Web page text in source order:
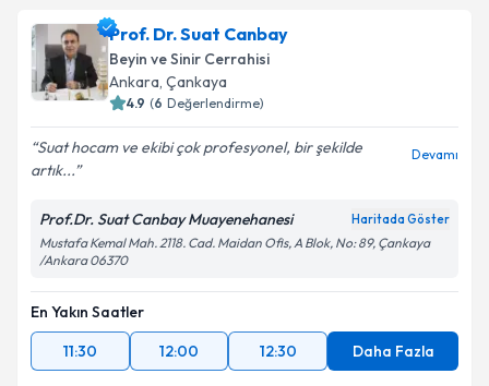
Prof. Dr. Suat Canbay
Beyin ve Sinir Cerrahisi
Ankara, Çankaya
4.9 (6 Değerlendirme)
Suat hocam ve ekibi çok profesyonel, bir şekilde
artık...
Devamı
Prof.Dr. Suat Canbay Muayenehanesi Haritada Göster
Mustafa Kemal Mah. 2118. Cad. Maidan Ofis, A Blok, No: 89, Çankaya
/Ankara 06370
En Yakın Saatler
11:30
12:00 12:30 Daha Fazla